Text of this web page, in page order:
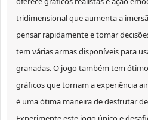
tridimensional que aumenta a
pensar rapidamente e tomar
tem várias armas disponíveis para
granadas. O jogo também tem
gráficos que tornam a experiência
é uma ótima maneira de desfrutar